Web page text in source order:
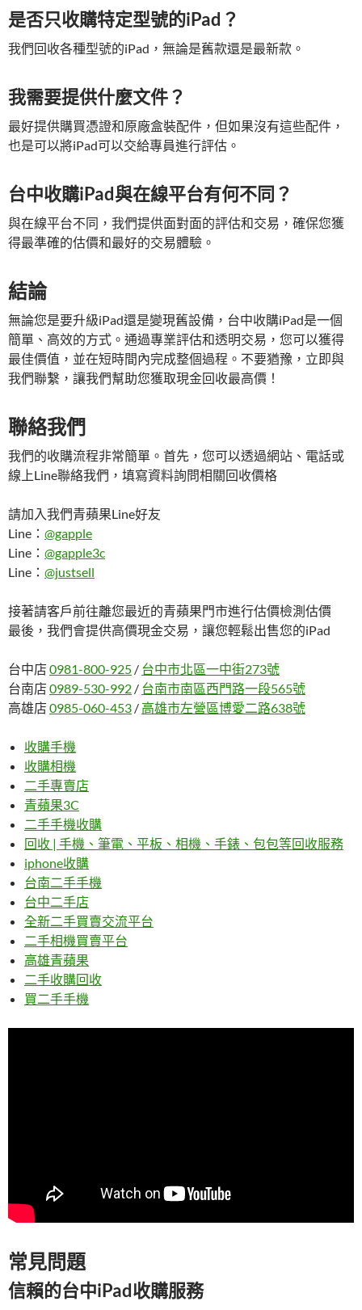
是否只收購特定型號的iPad？
我們回收各種型號的iPad，無論是舊款還是最新款。
我需要提供什麼文件？
最好提供購買憑證和原廠盒裝配件，但如果沒有這些配件，
也是可以將iPad可以交給專員進行評估。
台中收購iPad與在線平台有何不同？
與在線平台不同，我們提供面對面的評估和交易，確保您獲
得最準確的估價和最好的交易體驗。
結論
無論您是要升級iPad還是變現舊設備，台中收購iPad是一個
簡單、高效的方式。通過專業評估和透明交易，您可以獲得
最佳價值，並在短時間內完成整個過程。不要猶豫，立即與
我們聯繫，讓我們幫助您獲取現金回收最高價！
聯絡我們
我們的收購流程非常簡單。首先，您可以透過網站、電話或
線上Line聯絡我們，填寫資料詢問相關回收價格
請加入我們青蘋果Line好友
Line： @gapple
Line： @gapple3c
Line： @justsell
接著請客戶前往離您最近的青蘋果門市進行估價檢測估價
最後，我們會提供高價現金交易，讓您輕鬆出售您的iPad
台中店 0981-800-925 / 台中市北區一中街273號
台南店 0989-530-992 / 台南市南區西門路一段565號
高雄店 0985-060-453 / 高雄市左營區博愛二路638號
收購手機
收購相機
二手專賣店
青蘋果3C
二手手機收購
回收 | 手機、筆電、平板、相機、手錶、包包等回收服務
iphone收購
台南二手手機
台中二手店
全新二手買賣交流平台
二手相機買賣平台
高雄青蘋果
二手收購回收
買二手手機
常見問題
信賴的台中iPad收購服務